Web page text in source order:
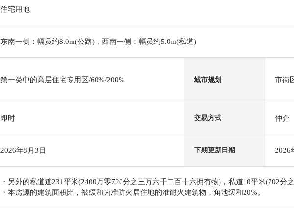
住宅用地
东南一侧：幅员约8.0m(公路)，西南一侧：幅员约5.0m(私道)
第一类中的高层住宅专用区/60%/200% 城市规划 市街
即时 交易方式 仲介
2026年8月3日 下期更新日期 2026
・另外的私道道231平米(2400万零720分之三万六千二百十六拥有物)，私道10平米(702分
・本房源的建筑面积比，被缓和为准防火居住地的准耐火建筑物，角地缓和20%。